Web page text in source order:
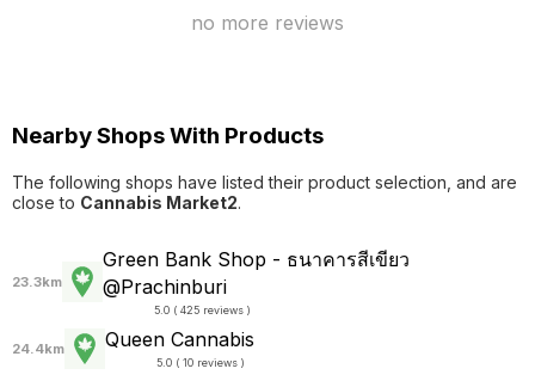
no more reviews
Nearby Shops With Products
The following shops have listed their product selection, and are
close to Cannabis Market2.
23.3km
Green Bank Shop - ธนาคารสีเขียว
@Prachinburi
5.0 ( 425 reviews )
24.4km Queen Cannabis
5.0 ( 10 reviews )